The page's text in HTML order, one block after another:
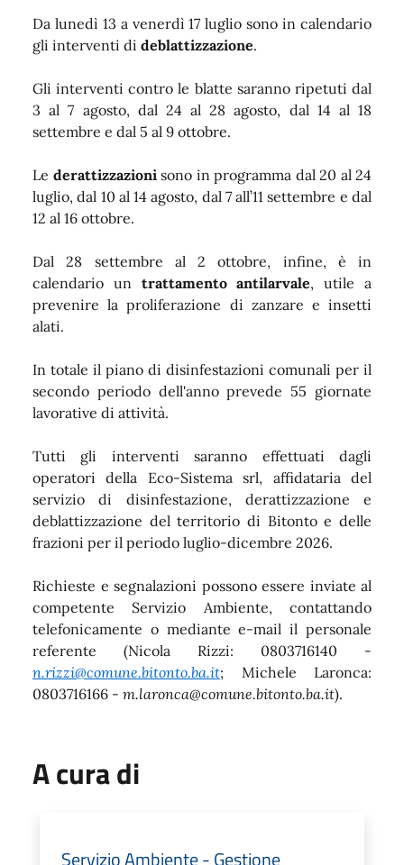
Da lunedì 13 a venerdì 17 luglio sono in calendario
gli interventi di deblattizzazione.
Gli interventi contro le blatte saranno ripetuti dal
3 al 7 agosto, dal 24 al 28 agosto, dal 14 al 18
settembre e dal 5 al 9 ottobre.
Le derattizzazionisono in programma dal 20 al 24
luglio, dal 10 al 14 agosto, dal 7 all’11 settembre e dal
12 al 16 ottobre.
Dal 28 settembre al 2 ottobre, infine, è in
calendario un trattamento antilarvale, utile a
prevenire la proliferazione di zanzare e insetti
alati.
In totale il piano di disinfestazioni comunali per il
secondo periodo dell'anno prevede 55 giornate
lavorative di attività.
Tutti gli interventi saranno effettuati dagli
operatori della Eco-Sistema srl, affidataria del
servizio di disinfestazione, derattizzazione e
deblattizzazione del territorio di Bitonto e delle
frazioni per il periodo luglio-dicembre 2026.
Richieste e segnalazioni possono essere inviate al
competente Servizio Ambiente, contattando
telefonicamente o mediante e-mail il personale
referente (Nicola Rizzi: 0803716140 -
n.rizzi@comune.bitonto.ba.it; Michele Laronca:
0803716166 - m.laronca@comune.bitonto.ba.it).
A cura di
Servizio Ambiente - Gestione